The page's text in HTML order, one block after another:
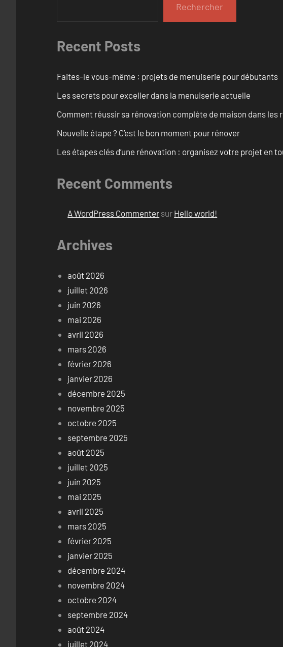
Rechercher
Recent Posts
Faites-le vous-même : projets de menuiserie pour débutants
Les secrets pour exceller dans la menuiserie actuelle
Comment réussir sa rénovation complète de maison dans les
Nouvelle étape ? C’est le bon moment pour rénover
Les étapes clés d’une rénovation : organisez votre projet en
Recent Comments
A WordPress Commenter sur Hello world!
Archives
août 2026
juillet 2026
juin 2026
mai 2026
avril 2026
mars 2026
février 2026
janvier 2026
décembre 2025
novembre 2025
octobre 2025
septembre 2025
août 2025
juillet 2025
juin 2025
mai 2025
avril 2025
mars 2025
février 2025
janvier 2025
décembre 2024
novembre 2024
octobre 2024
septembre 2024
août 2024
juillet 2024